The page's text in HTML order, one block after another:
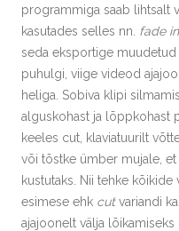
programmiga saab lihtsalt
kasutades selles nn. fade in
seda eksportige
puhulgi, viige videod
heliga. Sobiva klipi
alguskohast ja lõppkohast
keeles cut, klaviatuurilt
või tõstke ümber mujale,
kustutaks. Nii tehke
esimese ehk cutvariandi
ajajoonelt välja